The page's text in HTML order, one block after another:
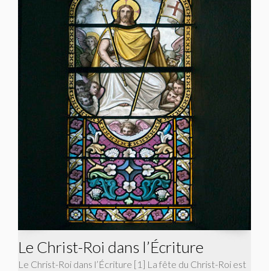
Le Christ-Roi dans l’Écriture
Le Christ-Roi dans l’Écriture [1] La fête du Christ-Roi est